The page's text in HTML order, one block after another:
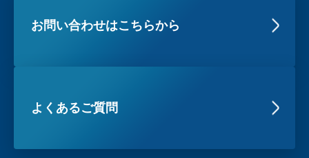
お問い合わせはこちらから
よくあるご質問